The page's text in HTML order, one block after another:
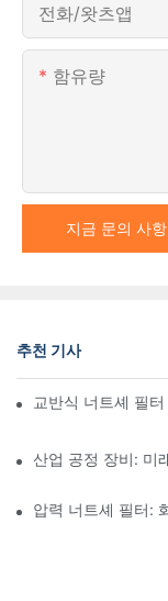
전화/왓츠앱
함유량
지금 문의 사
추천 기사
교반식 너트셰 필
산업 공정 장비: 미
압력 너트셰 필터: